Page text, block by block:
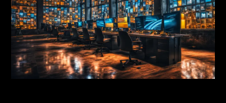
Heading 4
Heading 5
Heading 6